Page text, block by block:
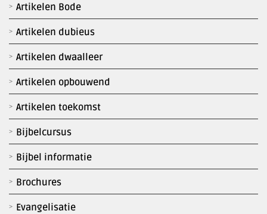
Artikelen Bode
Artikelen dubieus
Artikelen dwaalleer
Artikelen opbouwend
Artikelen toekomst
Bijbelcursus
Bijbel informatie
Brochures
Evangelisatie